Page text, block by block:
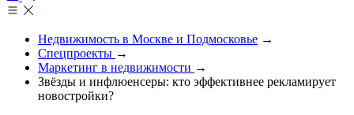
Недвижимость в Москве и Подмосковье →
Спецпроекты →
Маркетинг в недвижимости →
Звёзды и инфлюенсеры: кто эффективнее рекламирует
новостройки?